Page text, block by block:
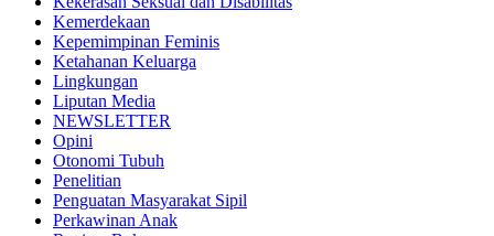
Kemerdekaan
Kepemimpinan Feminis
Ketahanan Keluarga
Lingkungan
Liputan Media
NEWSLETTER
Opini
Otonomi Tubuh
Penelitian
Penguatan Masyarakat Sipil
Perkawinan Anak